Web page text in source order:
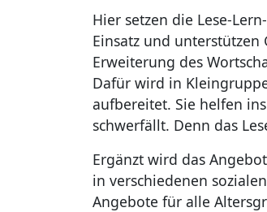
Hier setzen die Lese-
Einsatz und
Erweiterung des
Dafür wird in
aufbereitet. Sie helfen
schwerfällt. Denn das
Ergänzt wird das
in verschiedenen
Angebote für alle